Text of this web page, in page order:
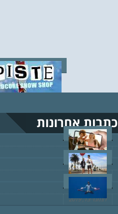
כתבות אחרונות
מרץ 8, 2022
יוני 18, 2020
דצמבר 13, 2019